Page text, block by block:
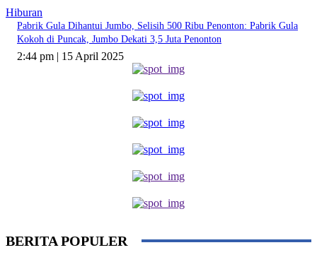
Hiburan
Pabrik Gula Dihantui Jumbo, Selisih 500 Ribu Penonton: Pabrik Gula
Kokoh di Puncak, Jumbo Dekati 3,5 Juta Penonton
2:44 pm | 15 April 2025
BERITA POPULER